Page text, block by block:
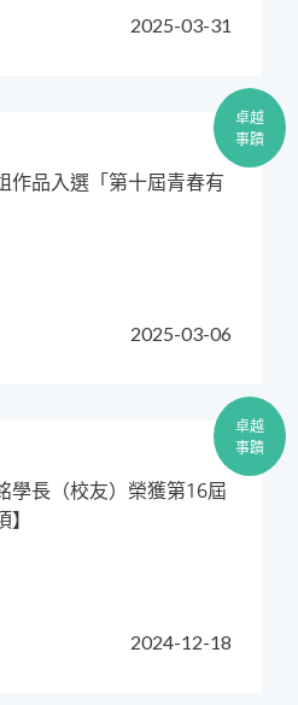
2025-03-31
卓越
事蹟
2025-03-06
作品入選「第十屆青春有
卓越
事蹟
2024-12-18
學長（校友）榮獲第16屆